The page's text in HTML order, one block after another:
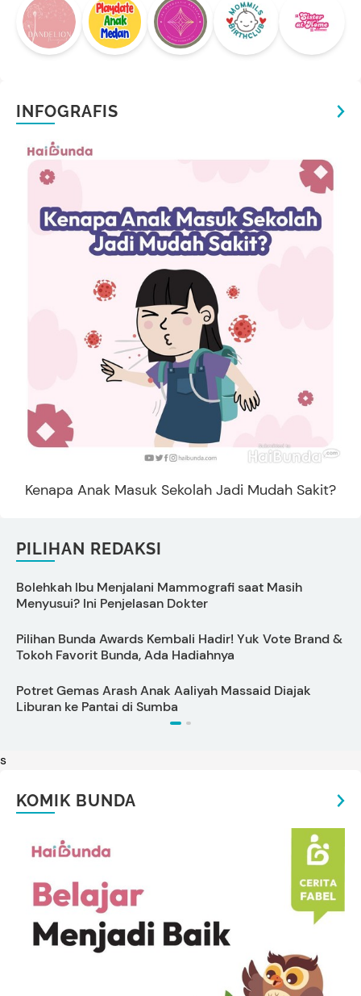
INFOGRAFIS
Kenapa Anak Masuk Sekolah Jadi Mudah Sakit?
PILIHAN REDAKSI
Bolehkah Ibu Menjalani Mammografi saat Masih
Menyusui? Ini Penjelasan Dokter
Pilihan Bunda Awards Kembali Hadir! Yuk Vote Brand &
Tokoh Favorit Bunda, Ada Hadiahnya
Potret Gemas Arash Anak Aaliyah Massaid Diajak
Liburan ke Pantai di Sumba
s
KOMIK BUNDA